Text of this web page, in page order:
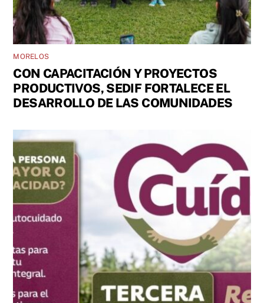
MORELOS
CON CAPACITACIÓN Y PROYECTOS
PRODUCTIVOS, SEDIF FORTALECE EL
DESARROLLO DE LAS COMUNIDADES